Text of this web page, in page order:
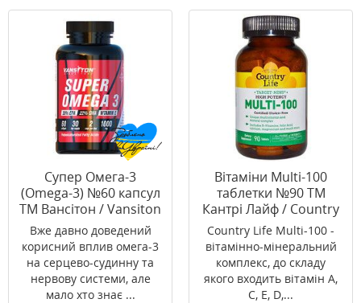
Супер Омега-3
(Omega-3) №60 капсул
ТМ Вансітон / Vansiton
Вже давно доведений
корисний вплив омега-3
на серцево-судинну та
нервову системи, але
мало хто знає ...
Вітаміни Multi-100
таблетки №90 ТМ
Кантрі Лайф / Country
Life
Country Life Multi-100 -
вітамінно-мінеральний
комплекс, до складу
якого входить вітамін А,
С, Е, D,...